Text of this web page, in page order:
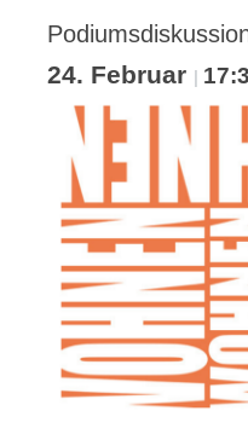
24. Februar |